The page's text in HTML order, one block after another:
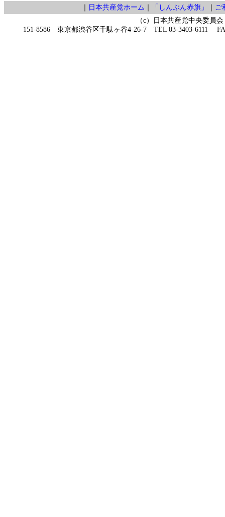
｜ 日本共産党ホーム ｜ 「しんぶん赤旗」 ｜ ご
（c）日本共産党中央委員会
151-8586 東京都渋谷区千駄ヶ谷4-26-7 TEL 03-3403-6111